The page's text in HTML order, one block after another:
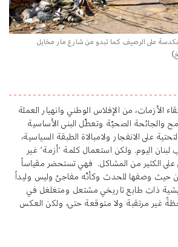
مكدسة على الرصيف كما تبدو من شارع مار مخايل
الأزمات، من الإفلاس الوطني وانهيار العملة
والجائحة الصحيّة وتعطّل البنى الأساسية
على الانفجار ولامبالاة الطبقة السياسية،
اليوم. ولكن استعمال كلمة "أزمة" غير
الكثير من المشاكل. فهي تستحضر مقياساً
حيث وصفها للحدث وكأنّه مفاجئ وليس وليداً
ذات طابع تاريخي مشتعل ومتغلغل في
غير مرتقبة ولا متوقعة حتى، ولكن العكس